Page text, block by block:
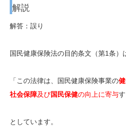
解説
解答：誤り
国民健康保険法の目的条文（第1条）
「この法律は、 国民健康保険事業の
社会保障及び国民保健の向上に寄与
としています。